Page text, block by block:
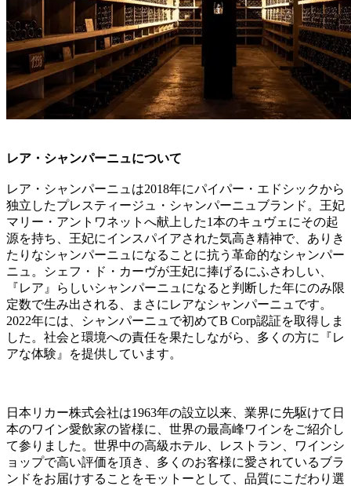
レア・シャンパーニュについて
レア・シャンパーニュは2018年にパイパー・エドシックから
独立したプレスティージュ・シャンパーニュブランド。王妃
マリー・アントワネットへ献上した1本のキュヴェにその起
源を持ち、王妃にインスパイアされた気高き精神で、ありき
たりなシャンパーニュになることに抗う革命的なシャンパー
ニュ。シェフ・ド・カーヴが王妃に捧げるにふさわしい、
『レア』らしいシャンパーニュになると判断した年にのみ限
定数で生み出される、まさにレアなシャンパーニュです。
2022年には、シャンパーニュで初めてB Corp認証を取得しま
した。社会と環境への責任を果たしながら、多くの方に『レ
アな体験』を提供しています。
日本リカー株式会社は1963年の設立以来、業界に先駆けて日
本のワイン愛飲家の皆様に、世界の最高峰ワインをご紹介し
て参りました。世界中の高級ホテル、レストラン、ワインシ
ョップで高い評価を頂き、多くのお客様に愛されているブラ
ンドをお届けすることをモットーとして、品質にこだわり選